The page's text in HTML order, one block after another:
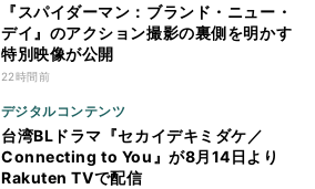
『スパイダーマン：ブランド・ニュー・
デイ』のアクション撮影の裏側を明かす
特別映像が公開
22時間前
デジタルコンテンツ
台湾BLドラマ『セカイデキミダケ／
Connecting to You』が8月14日より
Rakuten TVで配信